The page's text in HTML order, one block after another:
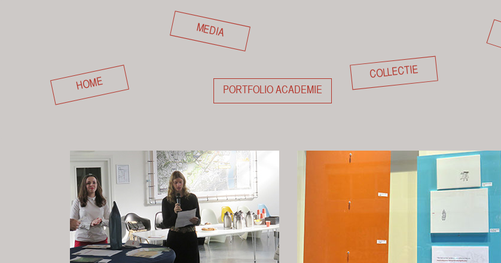
HOME
MEDIA
PORTFOLIO ACADEMIE
COLLECTIE